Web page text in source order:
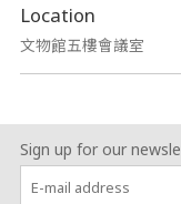
Location
文物館五樓會議室
Sign up for our